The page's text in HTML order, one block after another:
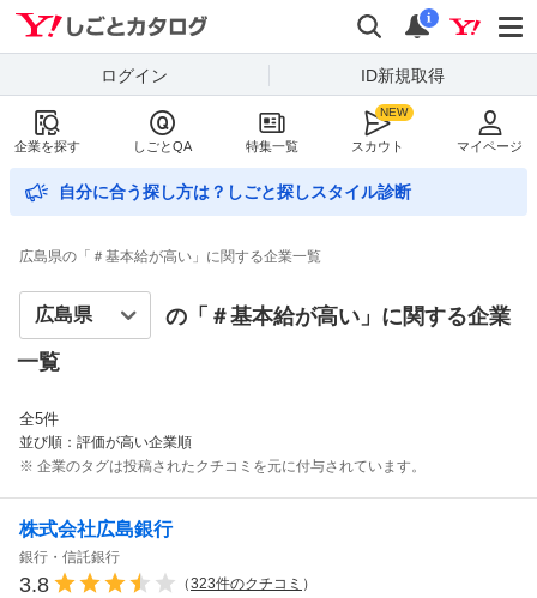
Yahoo!しごとカタログ
検索
通知
i
ログイン ID新規取得
企業を探す しごとQA 特集一覧 スカウト マイページ
自分に合う探し方は？しごと探しスタイル診断
広島県の「＃基本給が高い」に関する企業一覧
の「＃基本給が高い 」に関する企業
一覧
全5件
並び順：評価が高い企業順
※ 企業のタグは投稿されたクチコミを元に付与されています。
株式会社広島銀行
銀行・信託銀行
3.8 （323件のクチコミ ）